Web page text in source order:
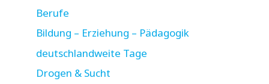
Berufe
Bildung – Erziehung – Pädagogik
deutschlandweite Tage
Drogen & Sucht